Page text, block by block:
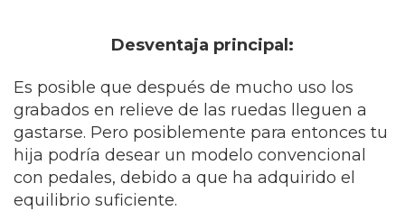
Desventaja principal:
Es posible que después de mucho uso los
grabados en relieve de las ruedas lleguen a
gastarse. Pero posiblemente para entonces tu
hija podría desear un modelo convencional
con pedales, debido a que ha adquirido el
equilibrio suficiente.